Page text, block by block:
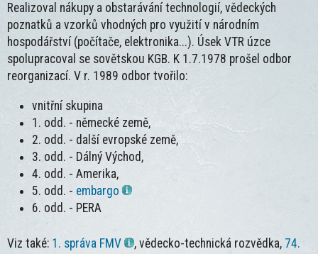
Realizoval nákupy a obstarávání technologií, vědeckých
poznatků a vzorků vhodných pro využití v národním
hospodářství (počítače, elektronika...). Úsek VTR úzce
spolupracoval se sovětskou KGB. K 1.7.1978 prošel odbor
reorganizací. V r. 1989 odbor tvořilo:
vnitřní skupina
1. odd. - německé země,
2. odd. - další evropské země,
3. odd. - Dálný Východ,
4. odd. - Amerika,
5. odd. - embargo
6. odd. - PERA
Viz také: 1. správa FMV , vědecko-technická rozvědka, 74.